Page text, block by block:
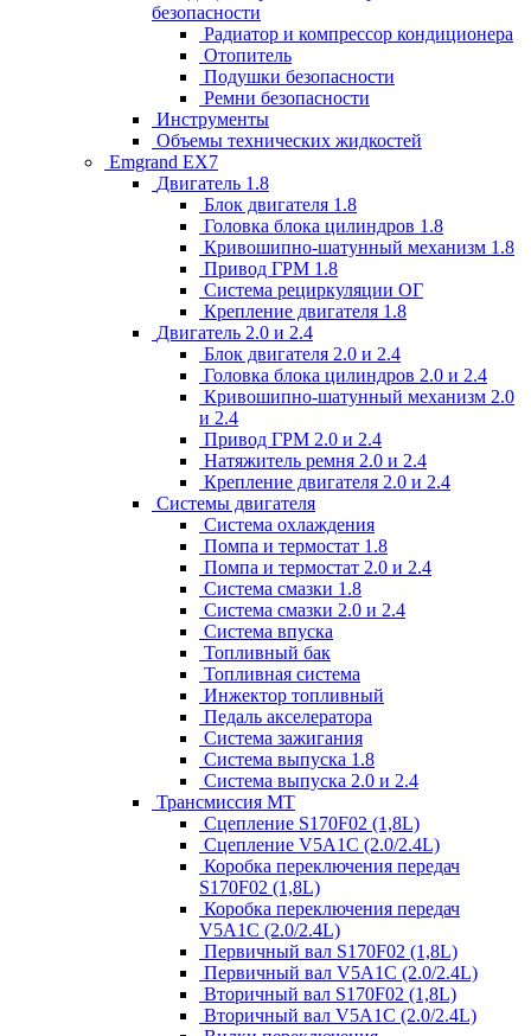
безопасности
Радиатор и компрессор кондиционера
Отопитель
Подушки безопасности
Ремни безопасности
Инструменты
Объемы технических жидкостей
Emgrand EX7
Двигатель 1.8
Блок двигателя 1.8
Головка блока цилиндров 1.8
Кривошипно-шатунный механизм 1.8
Привод ГРМ 1.8
Система рециркуляции ОГ
Крепление двигателя 1.8
Двигатель 2.0 и 2.4
Блок двигателя 2.0 и 2.4
Головка блока цилиндров 2.0 и 2.4
Кривошипно-шатунный механизм 2.0
и 2.4
Привод ГРМ 2.0 и 2.4
Натяжитель ремня 2.0 и 2.4
Крепление двигателя 2.0 и 2.4
Системы двигателя
Система охлаждения
Помпа и термостат 1.8
Помпа и термостат 2.0 и 2.4
Система смазки 1.8
Система смазки 2.0 и 2.4
Система впуска
Топливный бак
Топливная система
Инжектор топливный
Педаль акселератора
Система зажигания
Система выпуска 1.8
Система выпуска 2.0 и 2.4
Трансмиссия МТ
Сцепление S170F02 (1,8L)
Сцепление V5A1C (2.0/2.4L)
Коробка переключения передач
S170F02 (1,8L)
Коробка переключения передач
V5A1C (2.0/2.4L)
Первичный вал S170F02 (1,8L)
Первичный вал V5A1C (2.0/2.4L)
Вторичный вал S170F02 (1,8L)
Вторичный вал V5A1C (2.0/2.4L)